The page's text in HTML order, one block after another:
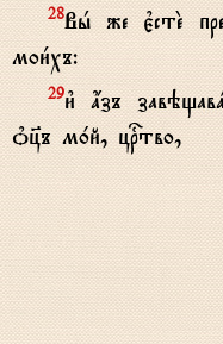
28Вh же є3стE
мои1хъ:
29и3 ѓзъ
nц7ъ м0й, цrтво,